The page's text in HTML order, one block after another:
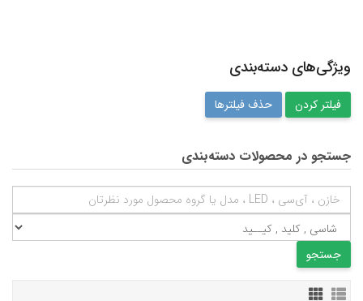
ویژگی‌های دسته‌بندی
حذف فیلترها
جستجو در محصولات دسته‌بندی